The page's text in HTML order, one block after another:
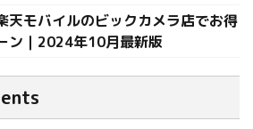
天モバイルのビックカメラ店でお得
ン｜2024年10月最新版